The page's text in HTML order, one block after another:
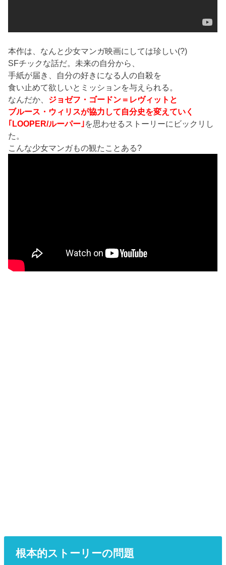
本作は、なんと少女マンガ映画にしては珍しい(?)
SFチックな話だ。未来の自分から、
手紙が届き、自分の好きになる人の自殺を
食い止めて欲しいとミッションを与えられる。
なんだか、 ジョゼフ・ゴードン＝レヴィットと
ブルース・ウィリスが協力して自分史を変えていく
｢LOOPER/ルーパー｣を思わせるストーリーにビックリし
た。
こんな少女マンガもの観たことある?
根本的ストーリーの問題